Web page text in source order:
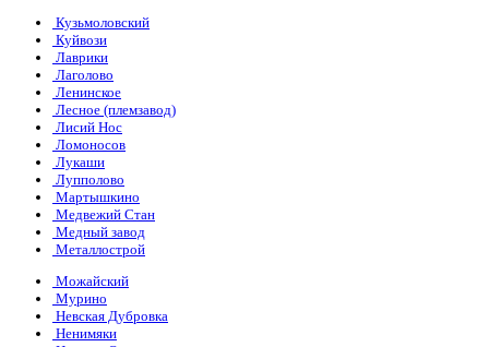
Кузьмоловский
Куйвози
Лаврики
Лаголово
Ленинское
Лесное (племзавод)
Лисий Нос
Ломоносов
Лукаши
Лупполово
Мартышкино
Медвежий Стан
Медный завод
Металлострой
Можайский
Мурино
Невская Дубровка
Ненимяки